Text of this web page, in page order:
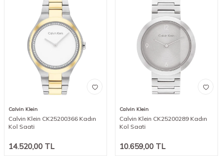
Calvin Klein
Calvin Klein CK25200366 Kadın
Kol Saati
14.520,00 TL
Calvin Klein
Calvin Klein CK25200289 Kadın
Kol Saati
10.659,00 TL